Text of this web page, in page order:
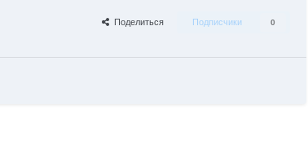
Поделиться Подписчики 0